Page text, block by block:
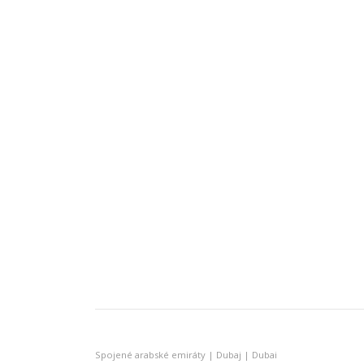
Spojené arabské emiráty | Dubaj | Dubai